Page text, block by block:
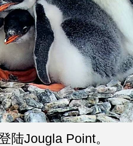
陆Jougla Point。